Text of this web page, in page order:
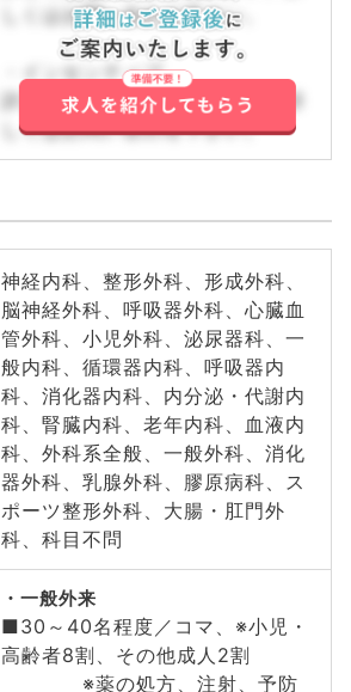
しくはお問い合わせ下さい。
・インセンティブ
詳しくはお問い合わせ下さい。詳
しくはお問い合わせ下さい。
神経内科、整形外科、形成外科、
脳神経外科、呼吸器外科、心臓血
管外科、小児外科、泌尿器科、一
般内科、循環器内科、呼吸器内
科、消化器内科、内分泌・代謝内
科、腎臓内科、老年内科、血液内
科、外科系全般、一般外科、消化
器外科、乳腺外科、膠原病科、ス
ポーツ整形外科、大腸・肛門外
科、科目不問
一般外来
■30～40名程度／コマ、※小児・
高齢者8割、その他成人2割
※薬の処方、注射、予防